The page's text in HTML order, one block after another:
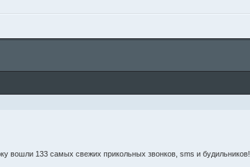
вошли 133 самых свежих прикольных звонков, sms и будильников!